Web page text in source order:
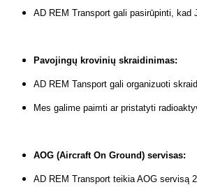
AD REM Transport gali pasirūpinti, kad
Pavojingų krovinių skraidinimas:
AD REM Tansport gali organizuoti
Mes galime paimti ar pristatyti
AOG (Aircraft On Ground) servisas:
AD REM Transport teikia AOG servisą